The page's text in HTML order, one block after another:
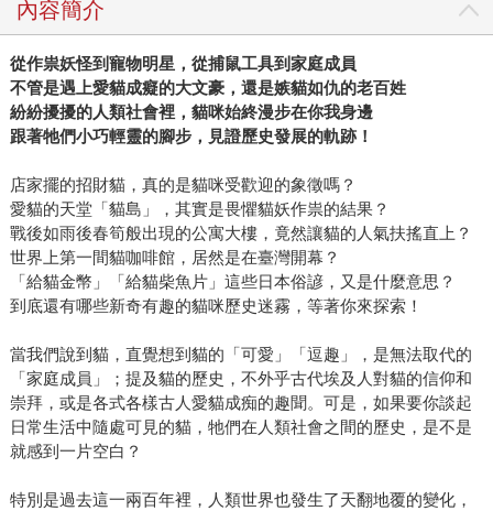
內容簡介
從作祟妖怪到寵物明星，從捕鼠工具到家庭成員
不管是遇上愛貓成癡的大文豪，還是嫉貓如仇的老百姓
紛紛擾擾的人類社會裡，貓咪始終漫步在你我身邊
跟著牠們小巧輕靈的腳步，見證歷史發展的軌跡！
店家擺的招財貓，真的是貓咪受歡迎的象徵嗎？
愛貓的天堂「貓島」，其實是畏懼貓妖作祟的結果？
戰後如雨後春筍般出現的公寓大樓，竟然讓貓的人氣扶搖直上？
世界上第一間貓咖啡館，居然是在臺灣開幕？
「給貓金幣」「給貓柴魚片」這些日本俗諺，又是什麼意思？
到底還有哪些新奇有趣的貓咪歷史迷霧，等著你來探索！
當我們說到貓，直覺想到貓的「可愛」「逗趣」，是無法取代的
「家庭成員」；提及貓的歷史，不外乎古代埃及人對貓的信仰和
崇拜，或是各式各樣古人愛貓成痴的趣聞。可是，如果要你談起
日常生活中隨處可見的貓，牠們在人類社會之間的歷史，是不是
就感到一片空白？
特別是過去這一兩百年裡，人類世界也發生了天翻地覆的變化，